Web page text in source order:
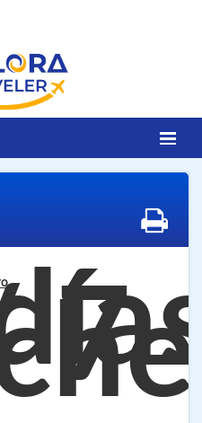
SENIORS
CIUDADES7